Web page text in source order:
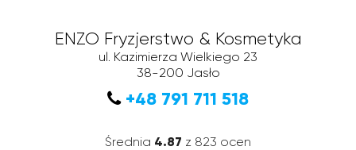
ENZO Fryzjerstwo & Kosmetyka
ul. Kazimierza Wielkiego 23
38-200 Jasło
+48 791 711 518
Średnia 4.87 z 823 ocen